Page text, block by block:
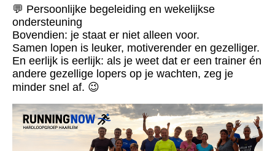
💬 Persoonlijke begeleiding en wekelijkse
ondersteuning
Bovendien: je staat er niet alleen voor.
Samen lopen is leuker, motiverender en gezelliger.
En eerlijk is eerlijk: als je weet dat er een trainer én
andere gezellige lopers op je wachten, zeg je
minder snel af. 😉